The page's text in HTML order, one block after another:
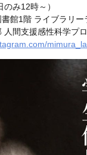
み12時～）
館1階 ライブラリー
人間支援感性科学プ